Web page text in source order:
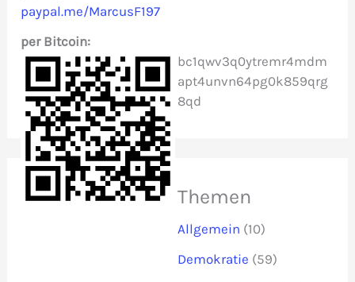
h
:
paypal.me/MarcusF197
per Bitcoin:
bc1qwv3q0ytremr4mdm
apt4unvn64pg0k859qrg
8qd
Themen
Allgemein (10)
Demokratie (59)